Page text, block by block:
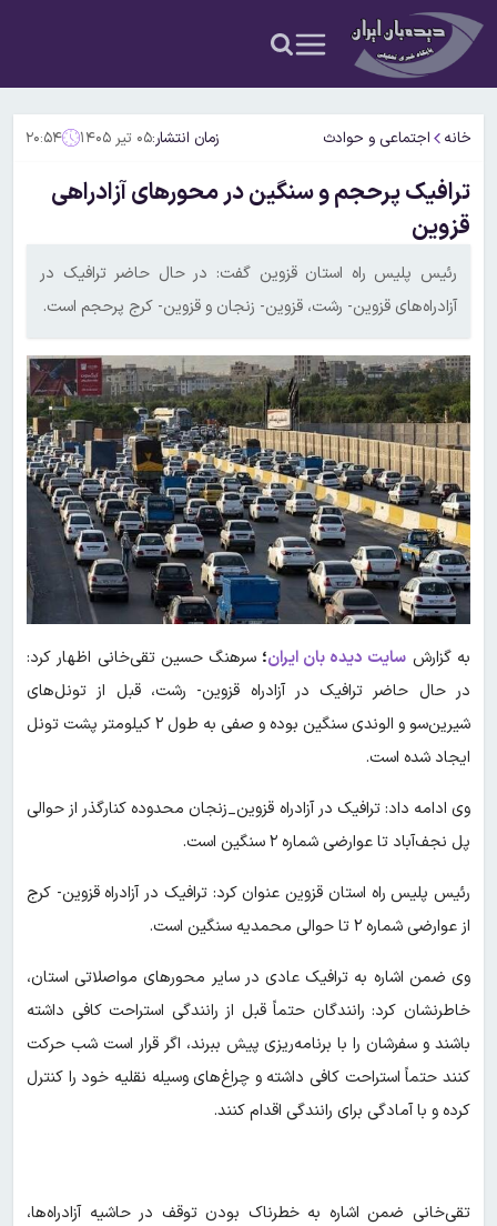
خانه اجتماعی و حوادث زمان انتشار:۰۵ تیر ۱۴۰۵ ۲۰:۵۴
ترافیک پرحجم و سنگین در محورهای آزادراهی
قزوین
رئیس پلیس راه استان قزوین گفت: در حال حاضر ترافیک در
آزادراه‌های قزوین- رشت، قزوین- زنجان و قزوین- کرج پرحجم است.
به گزارش سایت دیده بان ایران؛ سرهنگ حسین تقی‌خانی اظهار کرد:
در حال حاضر ترافیک در آزادراه قزوین- رشت، قبل از تونل‌های
شیرین‌سو و الوندی سنگین بوده و صفی به طول ۲ کیلومتر پشت تونل
ایجاد شده است.
وی ادامه داد: ترافیک در آزادراه قزوین_زنجان محدوده کنارگذر از حوالی
پل نجف‌آباد تا عوارضی شماره ۲ سنگین است.
رئیس پلیس راه استان قزوین عنوان کرد: ترافیک در آزادراه قزوین- کرج
از عوارضی شماره ۲ تا حوالی محمدیه سنگین است.
وی ضمن اشاره به ترافیک عادی در سایر محورهای مواصلاتی استان،
خاطرنشان کرد: رانندگان حتماً قبل از رانندگی استراحت کافی داشته
باشند و سفرشان را با برنامه‌ریزی پیش ببرند، اگر قرار است شب حرکت
کنند حتماً استراحت کافی داشته و چراغ‌های وسیله نقلیه خود را کنترل
کرده و با آمادگی برای رانندگی اقدام کنند.
تقی‌خانی ضمن اشاره به خطرناک بودن توقف در حاشیه آزادراه‌ها،